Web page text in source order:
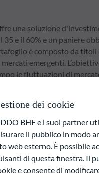
una soluzione
35 e il 60% e un paniere
è composto da
emergenti.
le fluttuazioni di
(ESG).
rischio di perdita di
sono indicativi di quelli
dei cookie
BHF e i suoi partner
il pubblico in modo
web esterno. È possibile
di questa finestra. Il
e consente di